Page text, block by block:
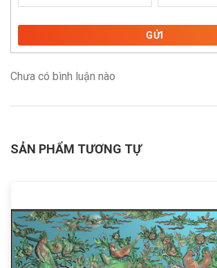
GỬI
Chưa có bình luận nào
SẢN PHẨM TƯƠNG TỰ